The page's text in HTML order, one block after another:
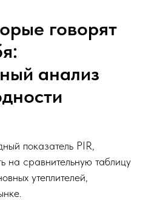
говорят
анализ
показатель PIR,
на сравнительную таблицу
утеплителей,